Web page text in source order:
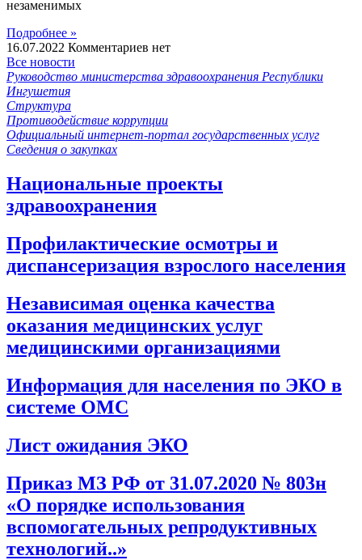
незаменимых
Подробнее »
16.07.2022 Комментариев нет
Все новости
Руководство министерства здравоохранения Республики
Ингушетия
Структура
Противодействие коррупции
Официальный интернет-портал государственных услуг
Сведения о закупках
Национальные проекты
здравоохранения
Профилактические осмотры и
диспансеризация взрослого населения
Независимая оценка качества
оказания медицинских услуг
медицинскими организациями
Информация для населения по ЭКО в
системе ОМС
Лист ожидания ЭКО
Приказ МЗ РФ от 31.07.2020 № 803н
«О порядке использования
вспомогательных репродуктивных
технологий..»